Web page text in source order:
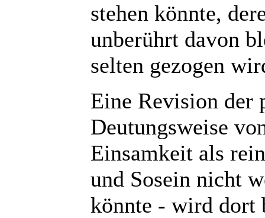
stehen könnte,
unberührt davon
selten gezogen
Eine Revision der
Deutungsweise
Einsamkeit als
und Sosein nicht
könnte - wird dort